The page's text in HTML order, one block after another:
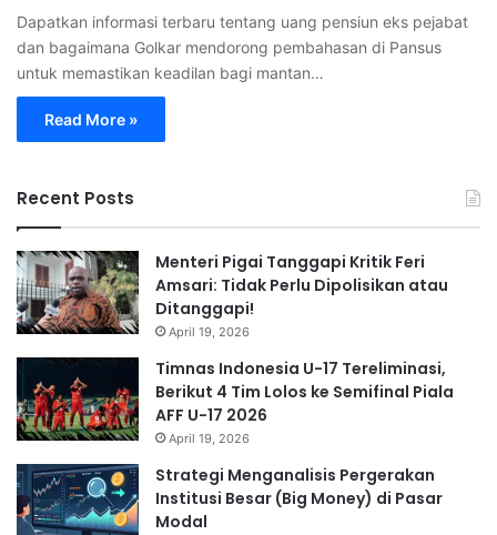
Dapatkan informasi terbaru tentang uang pensiun eks pejabat
dan bagaimana Golkar mendorong pembahasan di Pansus
untuk memastikan keadilan bagi mantan…
Read More »
Recent Posts
Menteri Pigai Tanggapi Kritik Feri
Amsari: Tidak Perlu Dipolisikan atau
Ditanggapi!
April 19, 2026
Timnas Indonesia U-17 Tereliminasi,
Berikut 4 Tim Lolos ke Semifinal Piala
AFF U-17 2026
April 19, 2026
Strategi Menganalisis Pergerakan
Institusi Besar (Big Money) di Pasar
Modal